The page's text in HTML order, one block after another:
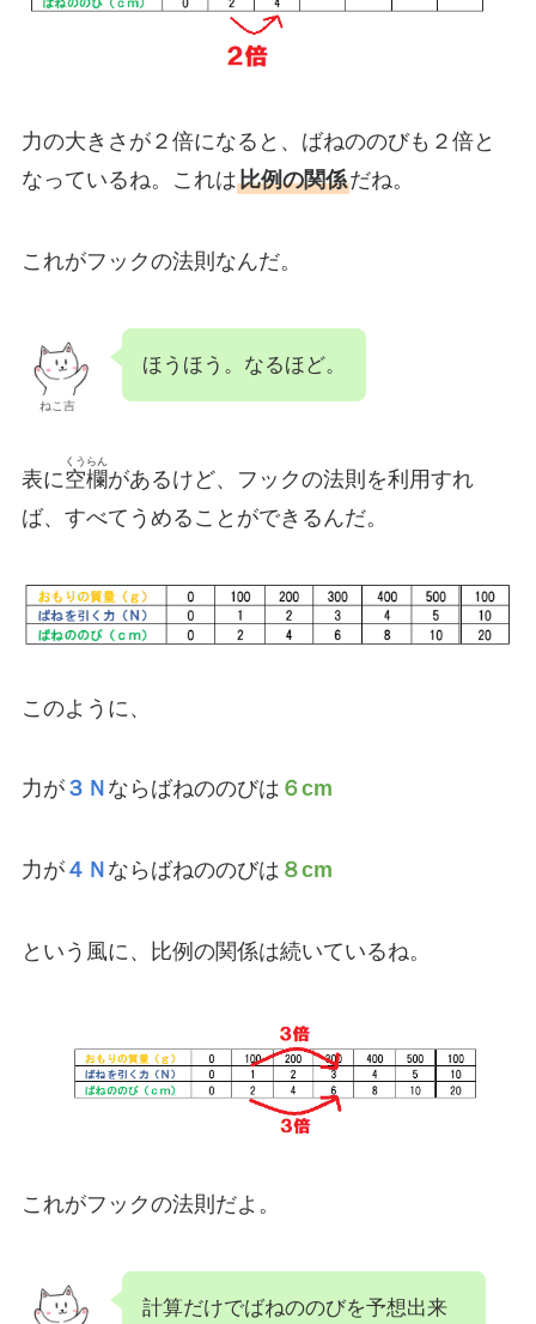
力の大きさが２倍になると、ばねののびも２倍と
なっているね。これは比例の関係だね。
これがフックの法則なんだ。
ねこ吉
ほうほう。なるほど。
表に空欄
くうらん
があるけど、フックの法則を利用すれ
ば、すべてうめることができるんだ。
このように、
力が３Ｎ ならばねののびは ６cm
力が４Ｎ ならばねののびは ８cm
という風に、比例の関係は続いているね。
これがフックの法則だよ。
計算だけでばねののびを予想出来